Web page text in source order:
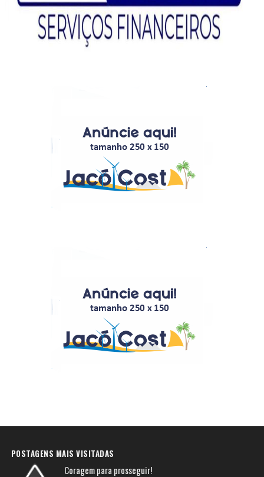
POSTAGENS MAIS VISITADAS
Coragem para prosseguir!